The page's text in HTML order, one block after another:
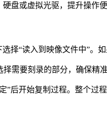
盘或虚拟光驱，提升操作便
择“读入到映像文件中”。
需要刻录的部分，确保精准
后开始复制过程。整个过